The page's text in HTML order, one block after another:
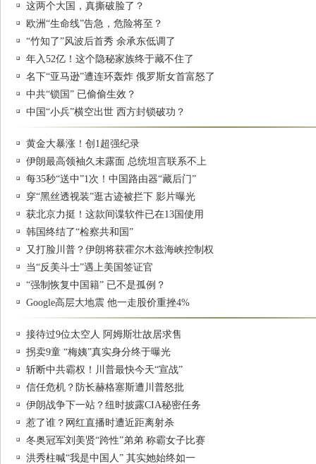
这两个大国，真撕破脸了？
欧洲“生命线”告急，危险将至？
“竹知了”风波后首秀 余承东低调了
年入52亿！这个隐秘家族终于藏不住了
名下“亚马逊”遭连环轰炸 俄罗斯女首富怒了
中共“锁国” 已偷偷生效？
中国“小兵”横空出世 西方封锁破功？
黄金大暴涨！创1超强纪录
伊朗最高领袖久未露面 总统坦言联系不上
每35秒“送中”1次！中国路由器“藏后门”
穿“黑丝透视装”逛古迹被拦下 影片曝光
获北京力挺！这款间谍软件已在13国使用
韩国终结了“检察共和国”
又打脸川普？伊朗将获霍尔木兹海峡控制权
当“反美斗士”遇上美国签证官
“强制恢复中国籍” 已不是孤例？
Google高层大地震 他一走股价重挫4%
接待过9位太空人 阿姆斯壮故居求售
拐卖9童 “梅姨”真实身分终于曝光
斩断中共霸权！川普最快今天“宣战”
信任危机？防长赫格塞斯遭川普怒批
伊朗战争下一站？纽时披露CIA秘密任务
惹了谁？网红直播时遭近距离射杀
冬奥冠军刘美贤“跨性”弟弟 称霸女子比赛
洪秀柱喊“我是中国人” 其实她始终如一